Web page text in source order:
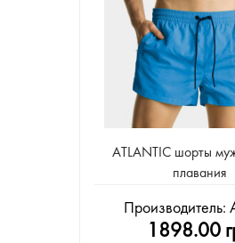
ATLANTIC шорты
плавания
Производитель:
1898.00